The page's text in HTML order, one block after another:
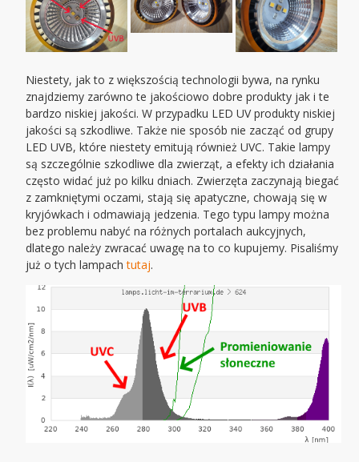
Niestety, jak to z większością technologii bywa, na rynku
znajdziemy zarówno te jakościowo dobre produkty jak i te
bardzo niskiej jakości. W przypadku LED UV produkty niskiej
jakości są szkodliwe. Także nie sposób nie zacząć od grupy
LED UVB, które niestety emitują również UVC. Takie lampy
są szczególnie szkodliwe dla zwierząt, a efekty ich działania
często widać już po kilku dniach. Zwierzęta zaczynają biegać
z zamkniętymi oczami, stają się apatyczne, chowają się w
kryjówkach i odmawiają jedzenia. Tego typu lampy można
bez problemu nabyć na różnych portalach aukcyjnych,
dlatego należy zwracać uwagę na to co kupujemy. Pisaliśmy
już o tych lampachtutaj.